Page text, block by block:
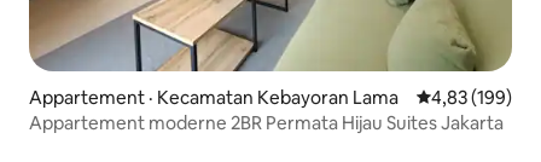
Appartement · Kecamatan Kebayoran Lama Note
4,83 (199)
Appartement moderne 2BR Permata Hijau Suites Jakarta